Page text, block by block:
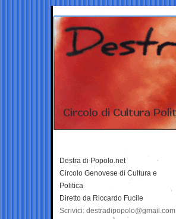
Destra di Popolo.net
Circolo Genovese di Cultura e
Politica
Diretto da Riccardo Fucile
Scrivici: destradipopolo@gmail.com